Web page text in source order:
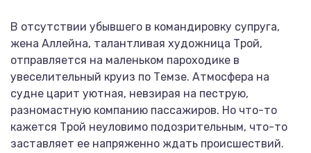
В отсутствии убывшего в командировку супруга,
жена Аллейна, талантливая художница Трой,
отправляется на маленьком пароходике в
увеселительный круиз по Темзе. Атмосфера на
судне царит уютная, невзирая на пеструю,
разномастную компанию пассажиров. Но что-то
кажется Трой неуловимо подозрительным, что-то
заставляет ее напряженно ждать происшествий.